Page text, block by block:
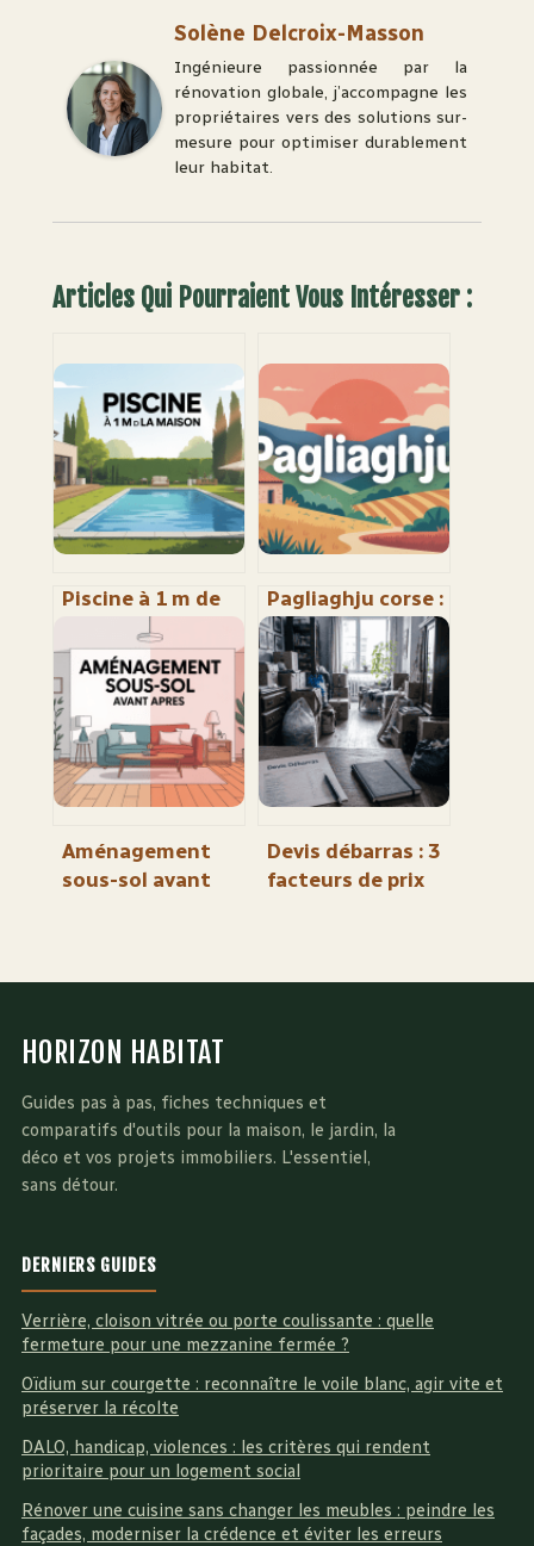
Solène Delcroix-Masson
Ingénieure passionnée par la
rénovation globale, j’accompagne les
propriétaires vers des solutions sur-
mesure pour optimiser durablement
leur habitat.
Articles Qui Pourraient Vous Intéresser :
Piscine à 1 m de
la maison : ce que
la loi permet
vraiment
Pagliaghju corse :
comprendre ce
lieu-dit et bien
s’y retrouver
Aménagement
sous-sol avant
Devis débarras : 3
facteurs de prix
HORIZON HABITAT
Guides pas à pas, fiches techniques et
comparatifs d'outils pour la maison, le jardin, la
déco et vos projets immobiliers. L'essentiel,
sans détour.
DERNIERS GUIDES
Verrière, cloison vitrée ou porte coulissante : quelle
fermeture pour une mezzanine fermée ?
Oïdium sur courgette : reconnaître le voile blanc, agir vite et
préserver la récolte
DALO, handicap, violences : les critères qui rendent
prioritaire pour un logement social
Rénover une cuisine sans changer les meubles : peindre les
façades, moderniser la crédence et éviter les erreurs